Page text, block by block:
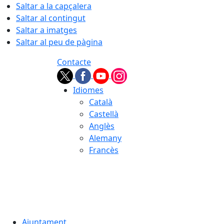
Saltar a la capçalera
Saltar al contingut
Saltar a imatges
Saltar al peu de pàgina
Contacte
Idiomes
Català
Castellà
Anglès
Alemany
Francès